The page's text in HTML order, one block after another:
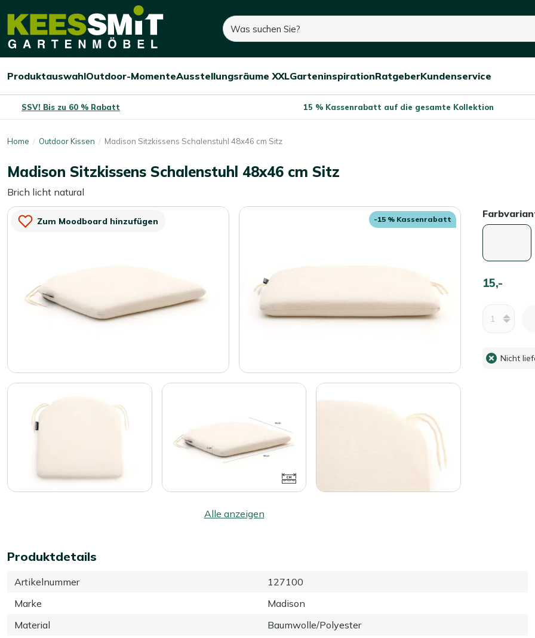
Kees
Suchen
Menü
Produktauswahl
Menü
Outdoor-Momente
Menü
Ausstellungsräume XXL
Menü
Garteninspiration
Menü
Ratgeber
Menü
Kundenservice
SSV! Bis zu 60 % Rabatt 15 % Kassenrabatt auf die gesamte Kollektion
Home Outdoor Kissen Madison Sitzkissens Schalenstuhl 48x46 cm Sitz
Madison Sitzkissens Schalenstuhl 48x46 cm Sitz
Brich licht natural
Zum Moodboard hinzufügen -15 % Kassenrabatt
Alle anzeigen
15,-
15,- Dieses Produkt ist nicht mehr auf Lager
Nicht
Produktdetails
Artikelnummer
127100
Marke
Madison
Material
Baumwolle/Polyester